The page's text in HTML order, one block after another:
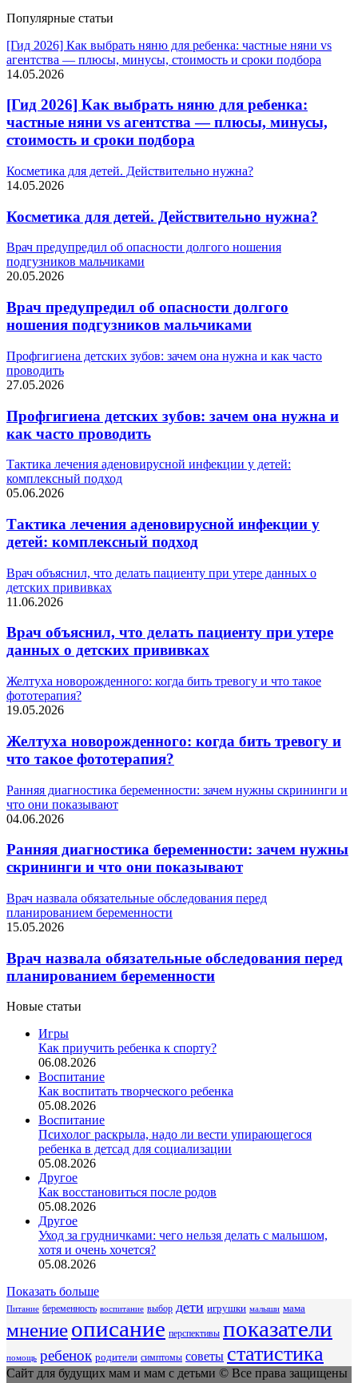
Популярные статьи
[Гид 2026] Как выбрать няню для ребенка: частные няни vs
агентства — плюсы, минусы, стоимость и сроки подбора
14.05.2026
[Гид 2026] Как выбрать няню для ребенка:
частные няни vs агентства — плюсы, минусы,
стоимость и сроки подбора
Косметика для детей. Действительно нужна?
14.05.2026
Косметика для детей. Действительно нужна?
Врач предупредил об опасности долгого ношения
подгузников мальчиками
20.05.2026
Врач предупредил об опасности долгого
ношения подгузников мальчиками
Профгигиена детских зубов: зачем она нужна и как часто
проводить
27.05.2026
Профгигиена детских зубов: зачем она нужна и
как часто проводить
Тактика лечения аденовирусной инфекции у детей:
комплексный подход
05.06.2026
Тактика лечения аденовирусной инфекции у
детей: комплексный подход
Врач объяснил, что делать пациенту при утере данных о
детских прививках
11.06.2026
Врач объяснил, что делать пациенту при утере
данных о детских прививках
Желтуха новорожденного: когда бить тревогу и что такое
фототерапия?
19.05.2026
Желтуха новорожденного: когда бить тревогу и
что такое фототерапия?
Ранняя диагностика беременности: зачем нужны скрининги и
что они показывают
04.06.2026
Ранняя диагностика беременности: зачем нужны
скрининги и что они показывают
Врач назвала обязательные обследования перед
планированием беременности
15.05.2026
Врач назвала обязательные обследования перед
планированием беременности
Новые статьи
Игры
Как приучить ребенка к спорту?
06.08.2026
Воспитание
Как воспитать творческого ребенка
05.08.2026
Воспитание
Психолог раскрыла, надо ли вести упирающегося
ребенка в детсад для социализации
05.08.2026
Другое
Как восстановиться после родов
05.08.2026
Другое
Уход за грудничками: чего нельзя делать с малышом,
хотя и очень хочется?
05.08.2026
Показать больше
Питание беременность воспитание выбор дети игрушки малыши мама
мнениеописание перспективы показатели
помощь ребенок родители симптомы советы статистика
Сайт для будущих мам и мам с детьми © Все права защищены